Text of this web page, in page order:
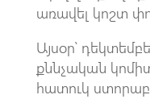
առավել կոշտ
Այսօր՝
քննչական
հատուկ